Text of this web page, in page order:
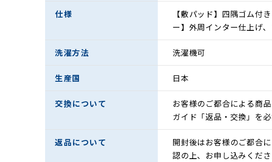
湿気と熱を吸収し、放出してくれるため、さらっと爽やかな
たくさん汗をかいてもご家庭の洗濯機で丸洗いでき、乾き
高温多湿な日本の夏もこの「洗えるリネンの寝具」で快適
今年の夏は日本製「洗えるリネン」の寝具で快適な睡眠
高温多湿な日本の夏。湿気や汗でベトつき、なかなか寝付
仕様
【敷パッド】四隅ゴム
ー】外周インター仕上げ
洗濯方法 洗濯機可
生産国 日本
交換について
お客様のご都合による商
ガイド「返品・交換」を
返品について
開封後はお客様のご都合
認の上、お申し込みくださ